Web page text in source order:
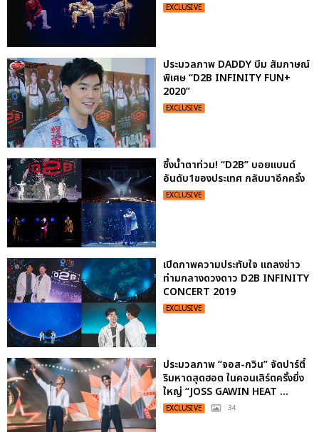
EXCLUSIVE
ประมวลภาพ DADDY บีม สัมภาษณ์
พิเศษ “D2B INFINITY FUN+
2020”
EXCLUSIVE
ซึ้งน้ำตาท่วม! “D2B” บอยแบนด์
อันดับ1ของประเทศ กลับมาอีกครั้ง
EXCLUSIVE
เปิดภาพความประทับใจ แถลงข่าว
ท่ามกลางดวงดาว D2B INFINITY
CONCERT 2019
EXCLUSIVE
ประมวลภาพ “จอส-กวิน” จัดปาร์ตี้
ริมหาดสุดฮอต ในคอนเสิร์ตครั้งยิ่ง
ใหญ่ “JOSS GAWIN HEAT ...
EXCLUSIVE : 34